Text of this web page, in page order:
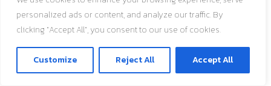
personalized ads or content, and analyze our traffic. By
clicking "Accept All", you consent to our use of cookies.
Customize Reject All Accept All
was:
$200.00.
is:
$155.00.
Add to wishlist Add to wishlist
ติดต่อเรา